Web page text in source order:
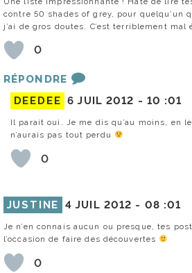
contre 50 shades of grey, pour quelqu’un
j’ai de gros doutes. C’est terriblement
0
RÉPONDRE
DEEDEE 6 JUIL 2012 - 10 :01
Il parait oui. Je me dis qu’au moins, en
n’aurais pas tout perdu
0
JUSTINE 4 JUIL 2012 - 08 :01
Je n’en connais aucun ou presque, tes
l’occasion de faire des découvertes
0